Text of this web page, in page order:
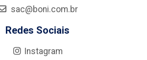
sac@boni.com.br
Redes Sociais
Instagram